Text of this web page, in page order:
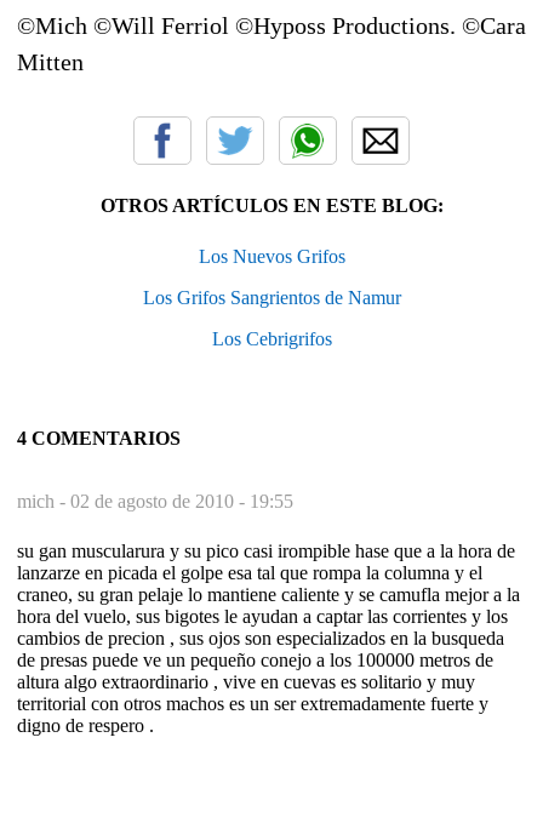
©Mich ©Will Ferriol ©Hyposs Productions. ©Cara
Mitten
OTROS ARTÍCULOS EN ESTE BLOG:
Los Nuevos Grifos
Los Grifos Sangrientos de Namur
Los Cebrigrifos
4 COMENTARIOS
mich - 02 de agosto de 2010 - 19:55
su gan muscularura y su pico casi irompible hase que a la hora de
lanzarze en picada el golpe esa tal que rompa la columna y el
craneo, su gran pelaje lo mantiene caliente y se camufla mejor a la
hora del vuelo, sus bigotes le ayudan a captar las corrientes y los
cambios de precion , sus ojos son especializados en la busqueda
de presas puede ve un pequeño conejo a los 100000 metros de
altura algo extraordinario , vive en cuevas es solitario y muy
territorial con otros machos es un ser extremadamente fuerte y
digno de respero .